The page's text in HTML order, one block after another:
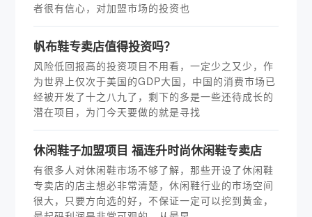
者很有信心，对加盟市场的投资也
帆布鞋专卖店值得投资吗？
风险低回报高的投资项目不用看，一定少之又少，作
为世界上仅次于美国的GDP大国，中国的消费市场已
经被开发了十之八九了，剩下的多是一些还待成长的
潜在项目，为门今天要做的就是寻找
休闲鞋子加盟项目 福连升时尚休闲鞋专卖店
有很多人对休闲鞋市场不够了解，那些开设了休闲鞋
专卖店的店主想必非常清楚，休闲鞋行业的市场空间
很大，只要方向选的好，不保证一定可以挖到黄金，